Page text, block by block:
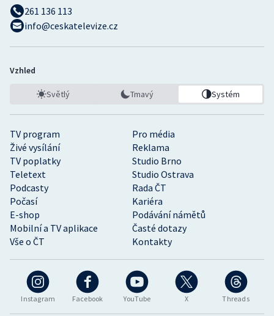
Instagram Facebook YouTube X Threads
TV program
Pro média
Živé vysílání
Reklama
TV poplatky
Studio Brno
Teletext
Studio Ostrava
Podcasty
Rada ČT
Počasí
Kariéra
E-shop
Podávání námětů
Mobilní a TV aplikace
Časté dotazy
Vše o ČT
Kontakty
261 136 113
info@ceskatelevize.cz
Vzhled
Světlý Tmavý Systém